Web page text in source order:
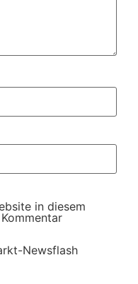
in diesem
Newsflash